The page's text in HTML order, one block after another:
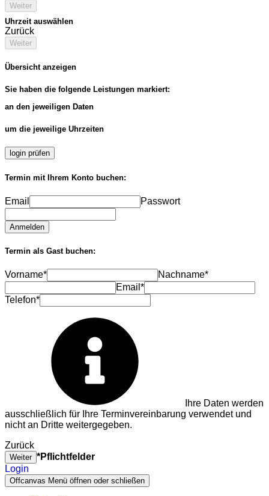
Weiter
Uhrzeit auswählen
Zurück
Weiter
Übersicht anzeigen
Sie haben die folgende Leistungen markiert:
an den jeweiligen Daten
um die jeweilige Uhrzeiten
login prüfen
Termin mit Ihrem Konto buchen:
Email Passwort
Anmelden
Termin als Gast buchen:
Vorname*
Nachname*
Email*
Telefon*
Ihre Daten werden
ausschließlich für Ihre Terminvereinbarung verwendet und
nicht an Dritte weitergegeben.
Zurück
Weiter *Pflichtfelder
Login
Offcanvas Menü öffnen oder schließen